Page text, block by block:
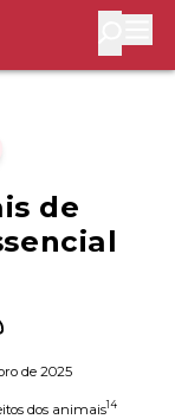
de
de 2025
dos animais14